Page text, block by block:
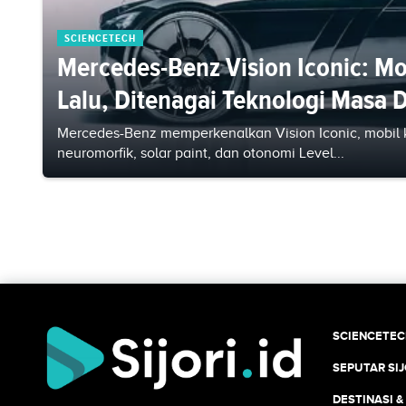
SCIENCETECH
Mercedes-Benz Vision Iconic:
Lalu, Ditenagai Teknologi Masa
Mercedes-Benz memperkenalkan Vision Iconic,
neuromorfik, solar paint, dan otonomi Level...
SEPUTAR
DESTINASI &